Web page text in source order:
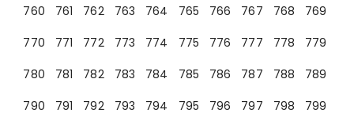
760
761 762 763 764 765 766 767 768
769
770
771 772 773 774 775 776 777 778
779
780
781 782 783 784 785 786 787 788
789
790
791 792 793 794 795 796 797 798
799